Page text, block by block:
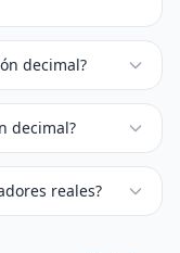
decimal?
decimal?
reales?